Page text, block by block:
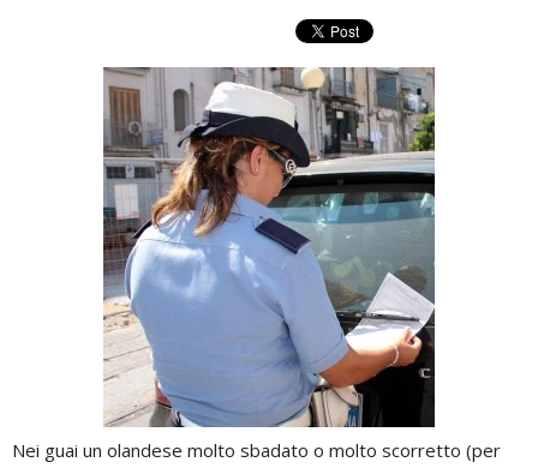
Nei guai un olandese molto sbadato o molto scorretto (per